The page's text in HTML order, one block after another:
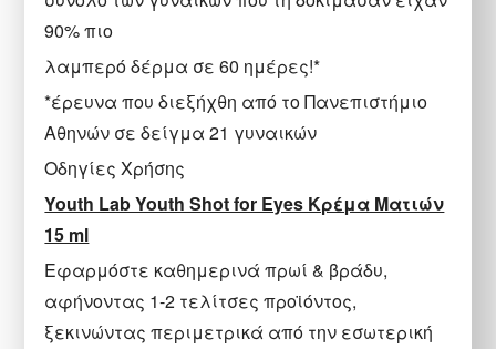
90% πιο
λαμπερό δέρμα σε 60 ημέρες!*
*έρευνα που διεξήχθη από το Πανεπιστήμιο
Αθηνών σε δείγμα 21 γυναικών
Οδηγίες Χρήσης
Youth Lab Youth Shot for Eyes Κρέμα Ματιών
15 ml
Εφαρμόστε καθημερινά πρωί & βράδυ,
αφήνοντας 1-2 τελίτσες προϊόντος,
ξεκινώντας περιμετρικά από την εσωτερική